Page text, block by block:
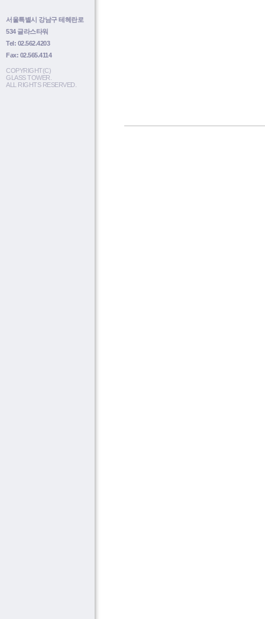
서울특별시 강남구 테헤란로
534 글라스타워
Tel: 02.562.4203
Fax: 02.565.4114
COPYRIGHT(C)
GLASS TOWER.
ALL RIGHTS RESERVED.